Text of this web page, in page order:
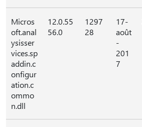
Micros
oft.anal
ysisser
vices.sp
addin.c
onfigur
ation.c
ommo
n.dll
12.0.55
56.0
1297
28
17-
août
-
201
7